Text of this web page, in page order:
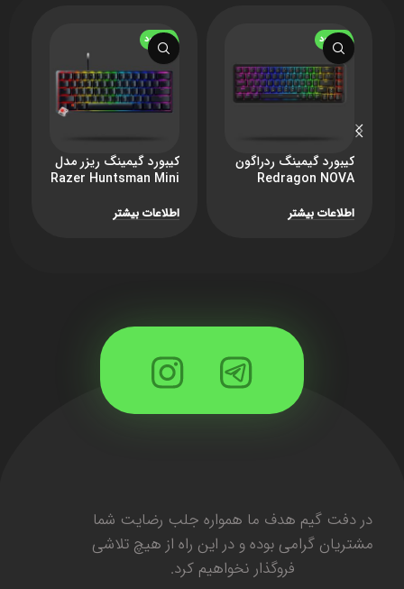
ناموجود
کیبورد گیمینگ ردراگون
Redragon NOVA
اطلاعات بیشتر
ناموجود
کیبورد گیمینگ ریزر مدل
Razer Huntsman Mini
اطلاعات بیشتر
در دفت گیم هدف ما همواره جلب رضایت شما
مشتریان گرامی بوده و در این راه از هیچ تلاشی
فروگذار نخواهیم کرد.